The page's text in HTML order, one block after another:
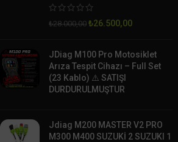
₺28.000,00 ₺26.500,00
JDiag M100 Pro Motosiklet
Arıza Tespit Cihazı – Full Set
(23 Kablo) ⚠️ SATIŞI
DURDURULMUŞTUR
Jdiag M200 MASTER V2 PRO
M300 M400 SUZUKİ 2 SUZUKI 1